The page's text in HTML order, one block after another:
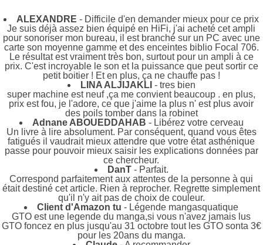
ALEXANDRE - Difficile d'en demander mieux pour ce prix
Je suis déjà assez bien équipé en HiFi, j'ai acheté cet ampli
pour sonoriser mon bureau, il est branché sur un PC avec une
carte son moyenne gamme et des enceintes biblio Focal 706.
Le résultat est vraiment très bon, surtout pour un ampli à ce
prix. C'est incroyable le son et la puissance que peut sortir ce
petit boitier ! Et en plus, ça ne chauffe pas !
LINA ALJIJAKLI - tres bien
super machine est neuf ,ça me convient beaucoup . en plus,
prix est fou, je l'adore, ce que j'aime la plus n' est plus avoir
des poils tomber dans la robinet
Adnane ABOUEDDAHAB - Libérez votre cerveau
Un livre à lire absolument. Par conséquent, quand vous êtes
fatigués il vaudrait mieux attendre que votre état asthénique
passe pour pouvoir mieux saisir les explications données par
ce chercheur.
DanT- Parfait.
Correspond parfaitement aux attentes de la personne à qui
était destiné cet article. Rien à reprocher. Regrette simplement
qu'il n'y ait pas de choix de couleur.
Client d'Amazon tu - Légende mangasquatique
GTO est une legende du manga,si vous n'avez jamais lus
GTO foncez en plus jusqu'au 31 octobre tout les GTO sonta 3€
pour les 20ans du manga.